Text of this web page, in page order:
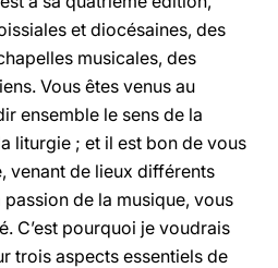
et diocésaines, des
musicales, des
Vous êtes venus au
ensemble le sens de la
liturgie ; et il est bon de vous
venant de lieux différents
de la musique, vous
C’est pourquoi je voudrais
trois aspects essentiels de